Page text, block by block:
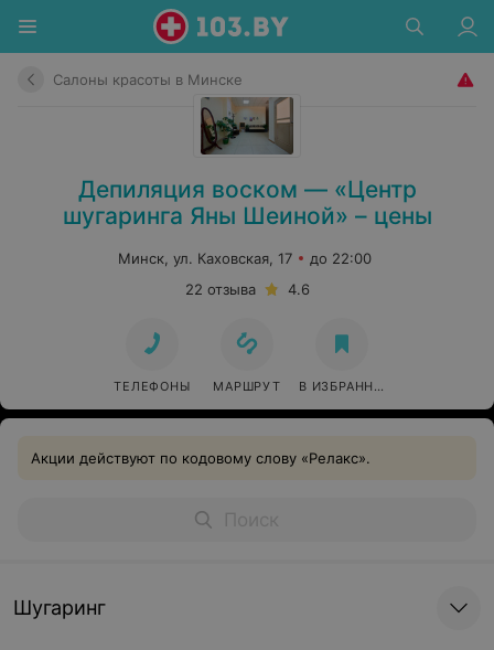
Салоны красоты в Минске
Депиляция воском — «Центр
шугаринга Яны Шеиной» – цены
Минск, ул. Каховская, 17
до 22:00
22 отзыва
4.6
ТЕЛЕФОНЫ МАРШРУТ В ИЗБРАННОЕ
Акции действуют по кодовому слову «Релакс».
Шугаринг